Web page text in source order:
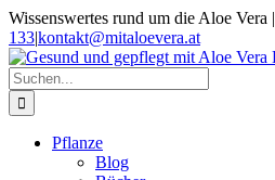
Zum
Inhalt
springen
Wissenswertes rund um die Aloe Vera |
133|kontakt@mitaloevera.at
Facebook
Instagram
Suche
nach:
Pflanze
Blog